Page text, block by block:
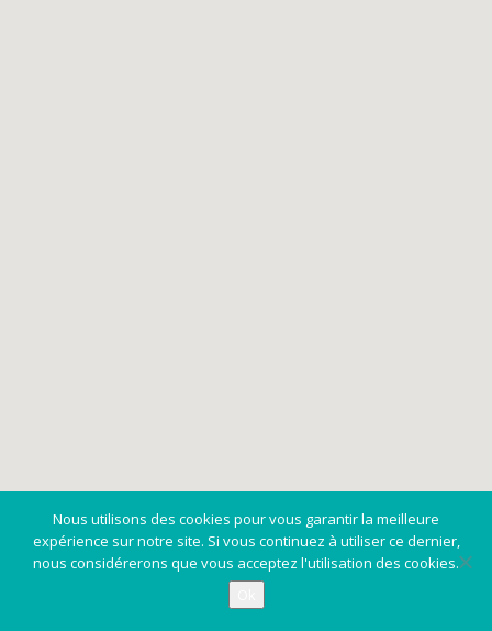
Nous utilisons des cookies pour vous garantir la meilleure
expérience sur notre site. Si vous continuez à utiliser ce dernier,
nous considérerons que vous acceptez l'utilisation des cookies.